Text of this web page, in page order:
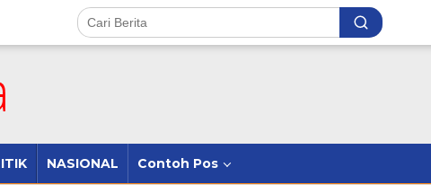
NASIONAL Contoh Pos